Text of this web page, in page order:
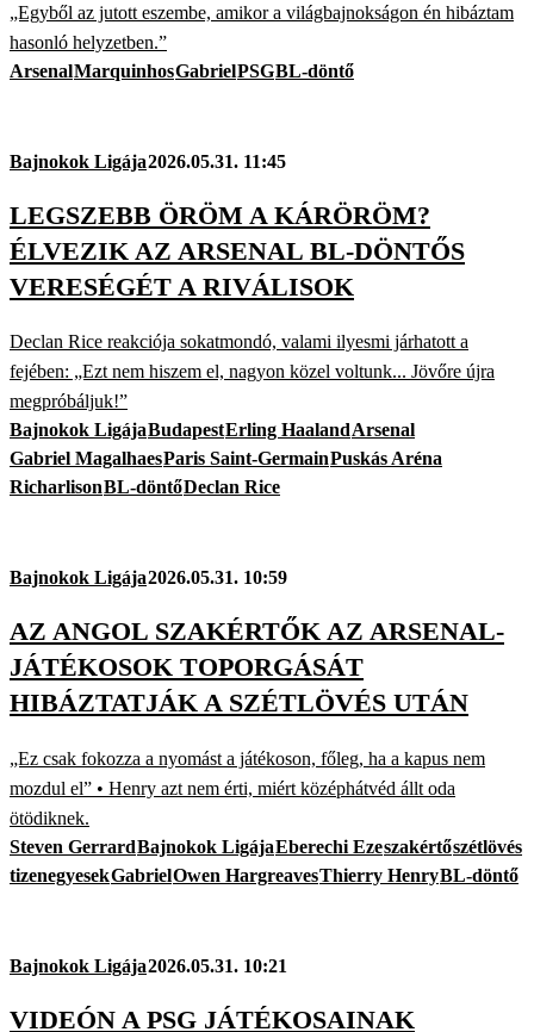
„Egyből az jutott eszembe, amikor a világbajnokságon én hibáztam
hasonló helyzetben.”
ArsenalMarquinhosGabrielPSGBL-döntő
Bajnokok Ligája2026.05.31. 11:45
LEGSZEBB ÖRÖM A KÁRÖRÖM?
ÉLVEZIK AZ ARSENAL BL-DÖNTŐS
VERESÉGÉT A RIVÁLISOK
Declan Rice reakciója sokatmondó, valami ilyesmi járhatott a
fejében: „Ezt nem hiszem el, nagyon közel voltunk... Jövőre újra
megpróbáljuk!”
Bajnokok LigájaBudapestErling HaalandArsenal
Gabriel MagalhaesParis Saint-GermainPuskás Aréna
RicharlisonBL-döntőDeclan Rice
Bajnokok Ligája2026.05.31. 10:59
AZ ANGOL SZAKÉRTŐK AZ ARSENAL-
JÁTÉKOSOK TOPORGÁSÁT
HIBÁZTATJÁK A SZÉTLÖVÉS UTÁN
„Ez csak fokozza a nyomást a játékoson, főleg, ha a kapus nem
mozdul el” • Henry azt nem érti, miért középhátvéd állt oda
ötödiknek.
Steven GerrardBajnokok LigájaEberechi Ezeszakértőszétlövés
tizenegyesekGabrielOwen HargreavesThierry HenryBL-döntő
Bajnokok Ligája2026.05.31. 10:21
VIDEÓN A PSG JÁTÉKOSAINAK